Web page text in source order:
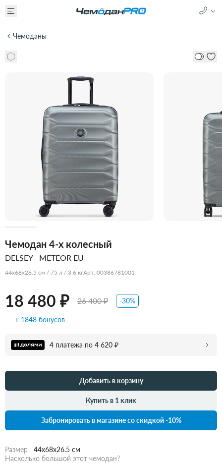
Чемоданы
Чемодан 4-х колесный
DELSEY METEOR EU
44x68x26.5 см / 75 л / 3.6 кгАрт. 00386781001
18 480 ₽ 26 400 ₽ -30%
+ 1848 бонусов
4 платежа по 4 620 ₽
Добавить в корзину
Купить в 1 клик
Забронировать в магазине со скидкой -10%
Размер
44x68x26.5 см
Насколько большой этот чемодан?